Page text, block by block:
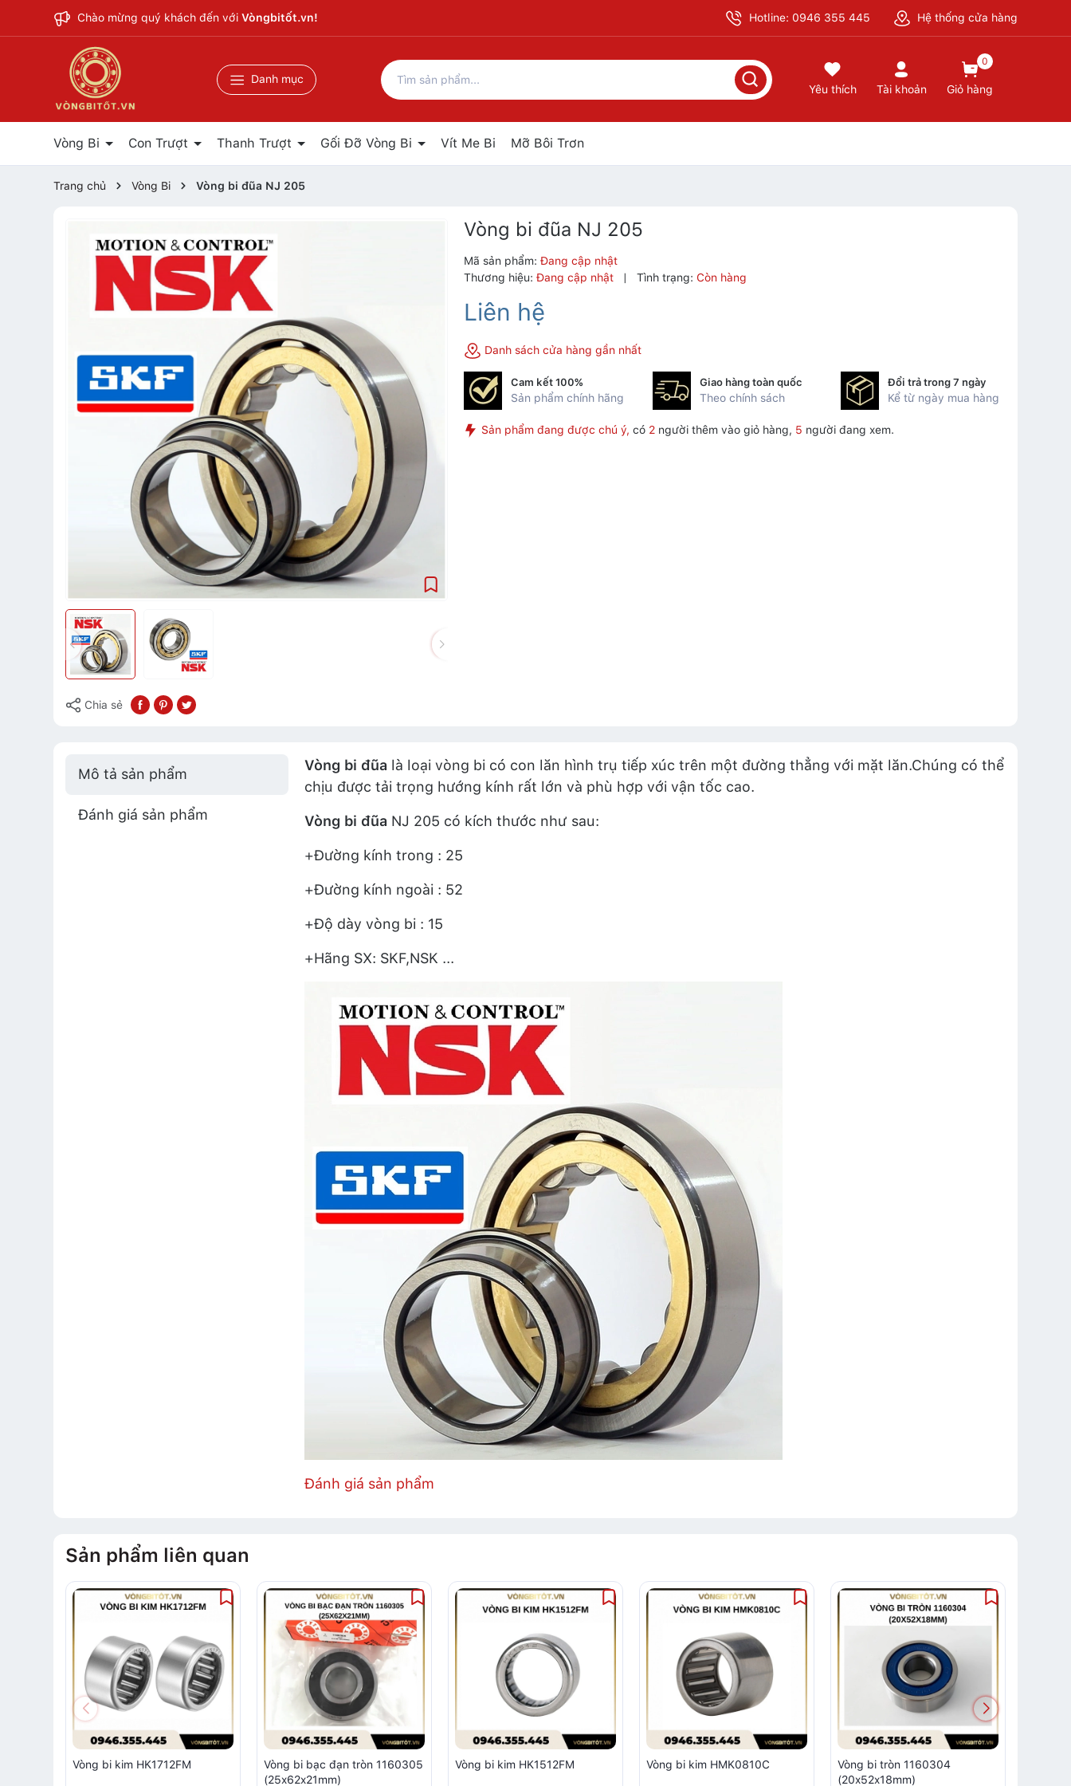
Chào mừng quý khách đến với Vòngbitốt.vn! Hotline: 0946 355 445 Hệ thống cửa hàng
Danh mục
Yêu thích Tài khoản
0
Giỏ hàng
Vòng Bi Con Trượt Thanh Trượt Gối Đỡ Vòng Bi Vít Me Bi Mỡ Bôi Trơn
Trang chủ Vòng Bi Vòng bi đũa NJ 205
Chia sẻ
Vòng bi đũa NJ 205
Mã sản phẩm: Đang cập nhật
Thương hiệu: Đang cập nhật | Tình trạng: Còn hàng
Liên hệ
Danh sách cửa hàng gần nhất
Cam kết 100%
Sản phẩm chính hãng
Giao hàng toàn quốc
Theo chính sách
Đổi trả trong 7 ngày
Kể từ ngày mua hàng
Sản phẩm đang được chú ý, có 2 người thêm vào giỏ hàng, 5 người đang xem.
Mô tả sản phẩm
Đánh giá sản phẩm
Vòng bi đũa là loại vòng bi có con lăn hình trụ tiếp xúc trên một đường thẳng với mặt lăn.Chúng có thể
chịu được tải trọng hướng kính rất lớn và phù hợp với vận tốc cao.
Vòng bi đũa NJ 205 có kích thước như sau:
+Đường kính trong : 25
+Đường kính ngoài : 52
+Độ dày vòng bi : 15
+Hãng SX: SKF,NSK ...
Đánh giá sản phẩm
Sản phẩm liên quan
Vòng bi kim HK1712FM
Vòng bi bạc đạn tròn 1160305
(25x62x21mm)
Vòng bi kim HK1512FM Vòng bi kim HMK0810C
Vòng bi tròn 1160304
(20x52x18mm)